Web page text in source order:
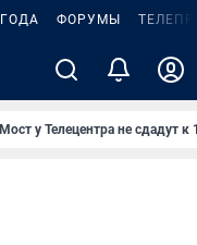
ФОРУМЫ
Мост у Телецентра не сдадут к